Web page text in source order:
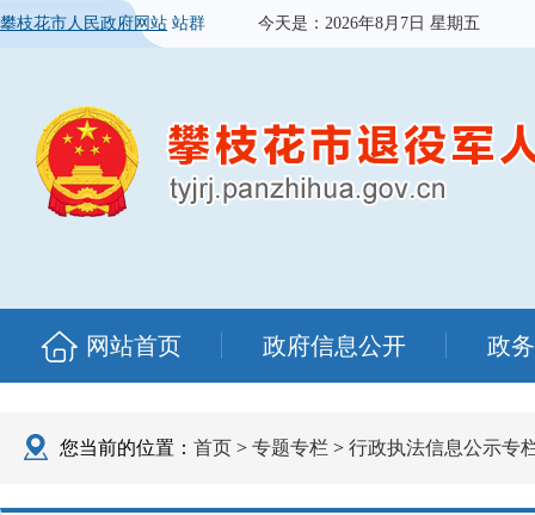
攀枝花市人民政府网站 站群 今天是： 2026年8月7日 星期五
网站首页 政府信息公开 政
您当前的位置： 首页 > 专题专栏 > 行政执法信息公示专